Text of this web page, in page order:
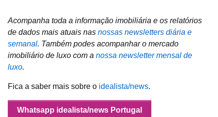
Acompanha toda a informação imobiliária e os relatórios
de dados mais atuais nas nossas newsletters diária e
semanal. Também podes acompanhar o mercado
imobiliário de luxo com a nossa newsletter mensal de
luxo.
Fica a saber mais sobre o idealista/news.
Whatsapp idealista/news Portugal